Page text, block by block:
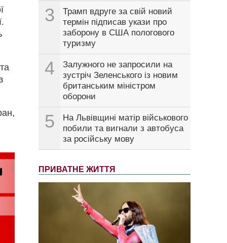
3
Трамп вдруге за свій новий
термін підписав укази про
заборону в США пологового
туризму
4
Залужного не запросили на
зустріч Зеленського із новим
британським міністром
оборони
5
На Львівщині матір військового
побили та вигнали з автобуса
за російську мову
ПРИВАТНЕ ЖИТТЯ